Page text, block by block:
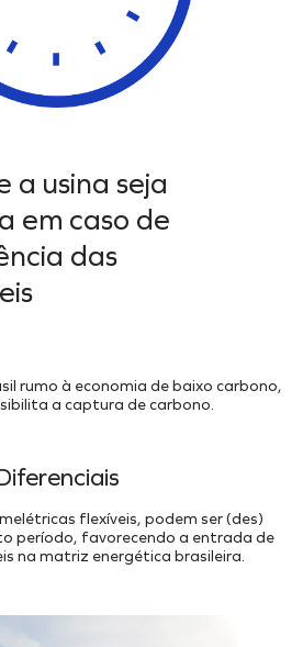
a usina seja
em caso de
das
rumo à economia de baixo carbono,
a captura de carbono.
flexíveis, podem ser (des)
período, favorecendo a entrada de
na matriz energética brasileira.